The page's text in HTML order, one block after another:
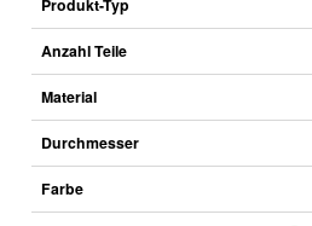
Anzahl Teile
Material
Durchmesser
Farbe